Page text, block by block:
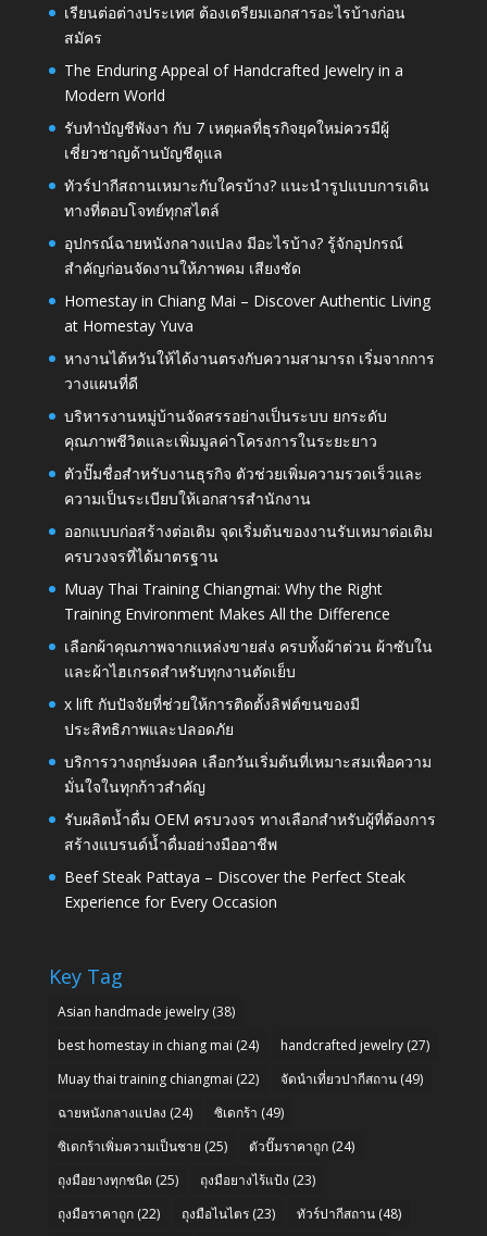
เรียนต่อต่างประเทศ ต้องเตรียมเอกสารอะไรบ้างก่อน
สมัคร
The Enduring Appeal of Handcrafted Jewelry in a
Modern World
รับทำบัญชีพังงา กับ 7 เหตุผลที่ธุรกิจยุคใหม่ควรมีผู้
เชี่ยวชาญด้านบัญชีดูแล
ทัวร์ปากีสถานเหมาะกับใครบ้าง? แนะนำรูปแบบการเดิน
ทางที่ตอบโจทย์ทุกสไตล์
อุปกรณ์ฉายหนังกลางแปลง มีอะไรบ้าง? รู้จักอุปกรณ์
สำคัญก่อนจัดงานให้ภาพคม เสียงชัด
Homestay in Chiang Mai – Discover Authentic Living
at Homestay Yuva
หางานไต้หวันให้ได้งานตรงกับความสามารถ เริ่มจากการ
วางแผนที่ดี
บริหารงานหมู่บ้านจัดสรรอย่างเป็นระบบ ยกระดับ
คุณภาพชีวิตและเพิ่มมูลค่าโครงการในระยะยาว
ตัวปั๊มชื่อสำหรับงานธุรกิจ ตัวช่วยเพิ่มความรวดเร็วและ
ความเป็นระเบียบให้เอกสารสำนักงาน
ออกแบบก่อสร้างต่อเติม จุดเริ่มต้นของงานรับเหมาต่อเติม
ครบวงจรที่ได้มาตรฐาน
Muay Thai Training Chiangmai: Why the Right
Training Environment Makes All the Difference
เลือกผ้าคุณภาพจากแหล่งขายส่ง ครบทั้งผ้าต่วน ผ้าซับใน
และผ้าไฮเกรดสำหรับทุกงานตัดเย็บ
x lift กับปัจจัยที่ช่วยให้การติดตั้งลิฟต์ขนของมี
ประสิทธิภาพและปลอดภัย
บริการวางฤกษ์มงคล เลือกวันเริ่มต้นที่เหมาะสมเพื่อความ
มั่นใจในทุกก้าวสำคัญ
รับผลิตน้ำดื่ม OEM ครบวงจร ทางเลือกสำหรับผู้ที่ต้องการ
สร้างแบรนด์น้ำดื่มอย่างมืออาชีพ
Beef Steak Pattaya – Discover the Perfect Steak
Experience for Every Occasion
Key Tag
Asian handmade jewelry(38)
best homestay in chiang mai (24) handcrafted jewelry(27)
Muay thai training chiangmai (22) จัดนำเที่ยวปากีสถาน(49)
ฉายหนังกลางแปลง (24) ซิเดกร้า (49)
ซิเดกร้าเพิ่มความเป็นชาย (25) ตัวปั๊มราคาถูก(24)
ถุงมือยางทุกชนิด (25) ถุงมือยางไร้แป้ง (23)
ถุงมือราคาถูก(22) ถุงมือไนไตร(23) ทัวร์ปากีสถาน(48)